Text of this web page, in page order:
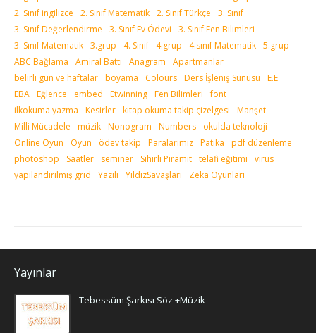
2. Sınıf ingilizce
2. Sınıf Matematik 2. Sınıf Türkçe
3. Sınıf
3. Sınıf Değerlendirme
3. Sınıf Ev Ödevi
3. Sınıf Fen Bilimleri
3. Sınıf Matematik 3.grup 4. Sınıf 4.grup 4.sınıf Matematik 5.grup
ABC Bağlama
Amiral Battı Anagram
Apartmanlar
belirli gün ve haftalar boyama Colours Ders İşleniş Sunusu
E.E
EBA Eğlence embed Etwinning Fen Bilimleri
font
ilkokuma yazma
Kesirler kitap okuma takip çizelgesi
Manşet
Milli Mücadele
müzik Nonogram Numbers
okulda teknoloji
Online Oyun
Oyun ödev takip Paralarımız Patika
pdf düzenleme
photoshop
Saatler seminer Sihirli Piramit telafi eğitimi
virüs
yapılandırılmış grid
Yazılı YıldızSavaşları Zeka Oyunları
Yayınlar
Tebessüm Şarkısı Söz +Müzik